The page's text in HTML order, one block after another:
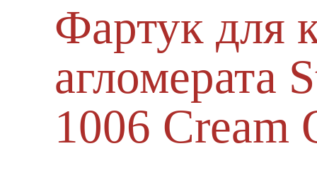
Фартук для
агломерата
1006 Cream